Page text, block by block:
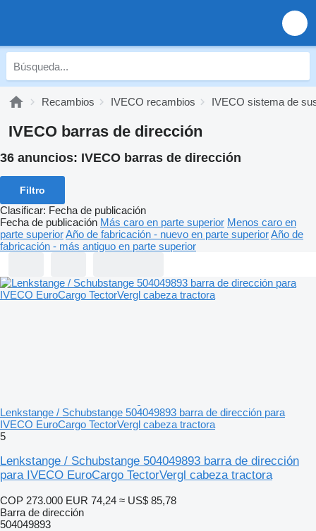
Recambios IVECO recambios IVECO sistema de
IVECO barras de dirección
36 anuncios: IVECO barras de dirección
Filtro
Clasificar: Fecha de publicación
Fecha de publicación Más caro en parte superior Menos caro en
parte superiorAño de fabricación - nuevo en parte superiorAño de
fabricación - más antiguo en parte superior
Lenkstange / Schubstange 504049893 barra de dirección para
IVECO EuroCargo TectorVergl cabeza tractora
5
Lenkstange / Schubstange 504049893 barra de dirección
para IVECO EuroCargo TectorVergl cabeza tractora
COP 273.000 EUR 74,24 ≈ US$ 85,78
Barra de dirección
504049893